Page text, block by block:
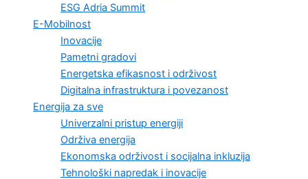
ESG Adria Summit
E-Mobilnost
Inovacije
Pametni gradovi
Energetska efikasnost i održivost
Digitalna infrastruktura i povezanost
Energija za sve
Univerzalni pristup energiji
Održiva energija
Ekonomska održivost i socijalna inkluzija
Tehnološki napredak i inovacije